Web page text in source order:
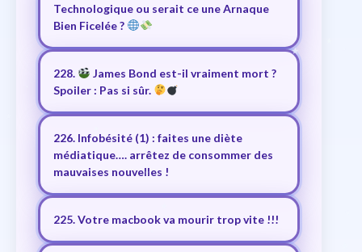
Technologique ou serait ce une Arnaque
Bien Ficelée ?
228.
James Bond est-il vraiment mort ?
Spoiler : Pas si sûr.
226. Infobésité (1) : faites une diète
médiatique…. arrêtez de consommer des
mauvaises nouvelles !
225. Votre macbook va mourir trop vite !!!